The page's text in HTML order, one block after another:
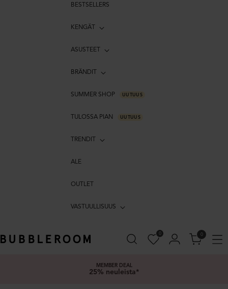
BESTSELLERS
KENGÄT
ASUSTEET
BRÄNDIT
SUMMER SHOP UUTUUS
TULOSSA PIAN UUTUUS
TRENDIT
ALE
OUTLET
VASTUULLISUUS
0 0
MEMBER DEAL
25% neuleista*